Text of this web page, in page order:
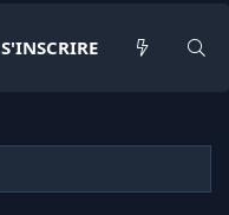
S'INSCRIRE